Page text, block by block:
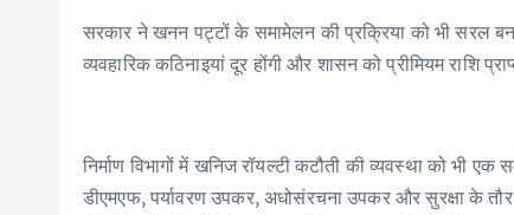
सरकार ने खनन पट्टों के समामेलन की प्रक्रिया को भी सरल
व्यवहारिक कठिनाइयां दूर होंगी और शासन को प्रीमियम राशि
निर्माण विभागों में खनिज रॉयल्टी कटौती की व्यवस्था को भी
डीएमएफ, पर्यावरण उपकर, अधोसंरचना उपकर और सुरक्षा के